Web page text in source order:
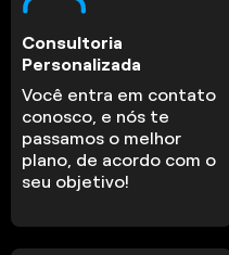
Consultoria
Personalizada
Você entra em contato
conosco, e nós te
passamos o melhor
plano, de acordo com o
seu objetivo!